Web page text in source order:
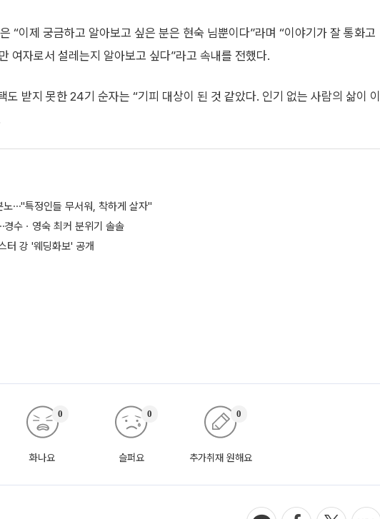
“이제 궁금하고 알아보고 싶은 분은 현숙 님뿐이다”라며 “이야기가 잘 통화고
여자로서 설레는지 알아보고 싶다”라고 속내를 전했다.
받지 못한 24기 순자는 “기피 대상이 된 것 같았다. 인기 없는 사람의 삶이 이
⋯"특정인들 무서워, 착하게 살자"
수ㆍ영숙 최커 분위기 솔솔
강 '웨딩화보' 공개
화나요
0
슬퍼요
0
추가취재 원해요
0